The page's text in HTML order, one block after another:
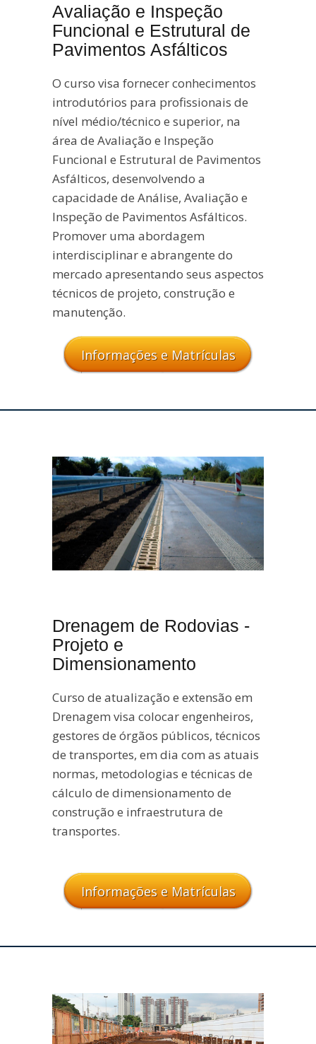
Avaliação e Inspeção
Funcional e Estrutural de
Pavimentos Asfálticos
O curso visa fornecer conhecimentos
introdutórios para profissionais de
nível médio/técnico e superior, na
área de Avaliação e Inspeção
Funcional e Estrutural de Pavimentos
Asfálticos, desenvolvendo a
capacidade de Análise, Avaliação e
Inspeção de Pavimentos Asfálticos.
Promover uma abordagem
interdisciplinar e abrangente do
mercado apresentando seus aspectos
técnicos de projeto, construção e
manutenção.
Informações e Matrículas
Drenagem de Rodovias -
Projeto e
Dimensionamento
Curso de atualização e extensão em
Drenagem visa colocar engenheiros,
gestores de órgãos públicos, técnicos
de transportes, em dia com as atuais
normas, metodologias e técnicas de
cálculo de dimensionamento de
construção e infraestrutura de
transportes.
Informações e Matrículas